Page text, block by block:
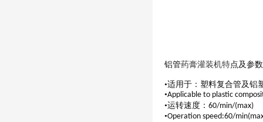
铝管药膏灌装机特点及参数
•适用于：塑料复合管及铝
•Applicable to plastic
•运转速度： 60/min/(max)
•Operation speed:60/